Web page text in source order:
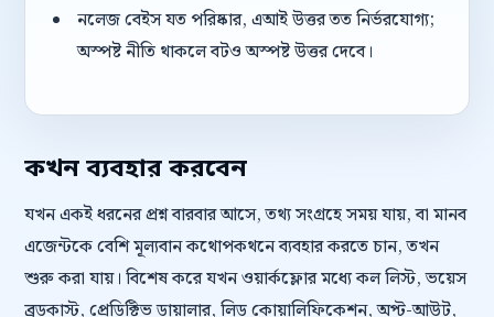
নলেজ বেইস যত পরিষ্কার, এআই উত্তর তত নির্ভরযোগ্য;
অস্পষ্ট নীতি থাকলে বটও অস্পষ্ট উত্তর দেবে।
কখন ব্যবহার করবেন
যখন একই ধরনের প্রশ্ন বারবার আসে, তথ্য সংগ্রহে সময় যায়, বা মানব
এজেন্টকে বেশি মূল্যবান কথোপকথনে ব্যবহার করতে চান, তখন
শুরু করা যায়। বিশেষ করে যখন ওয়ার্কফ্লোর মধ্যে কল লিস্ট, ভয়েস
ব্রডকাস্ট, প্রেডিক্টিভ ডায়ালার, লিড কোয়ালিফিকেশন, অপ্ট-আউট,